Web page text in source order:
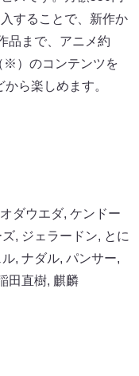
することで、新作か
品まで、アニメ約
※）のコンテンツを
ら楽しめます。
オダウエダ, ケンドー
ズ, ジェラードン, とに
ル, ナダル, パンサー,
田直樹, 麒麟